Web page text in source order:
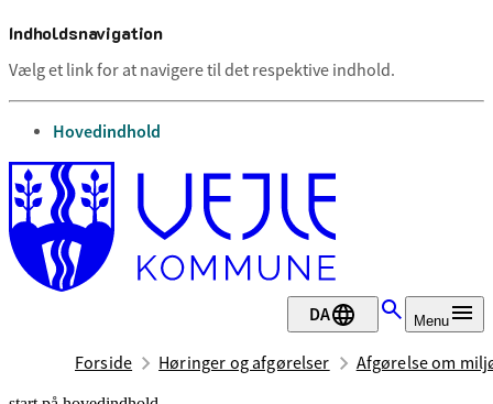
Indholdsnavigation
Vælg et link for at navigere til det respektive indhold.
gå til
Hovedindhold
DA Menu
Forside Høringer og afgørelser Afgørelse om